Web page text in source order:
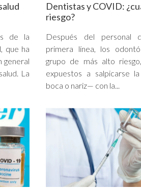
de la
que ha
general
La
Dentistas y COVID:
riesgo?
Después del personal
primera línea, los
grupo de más alto
expuestos a salpicarse
boca o nariz— con la...